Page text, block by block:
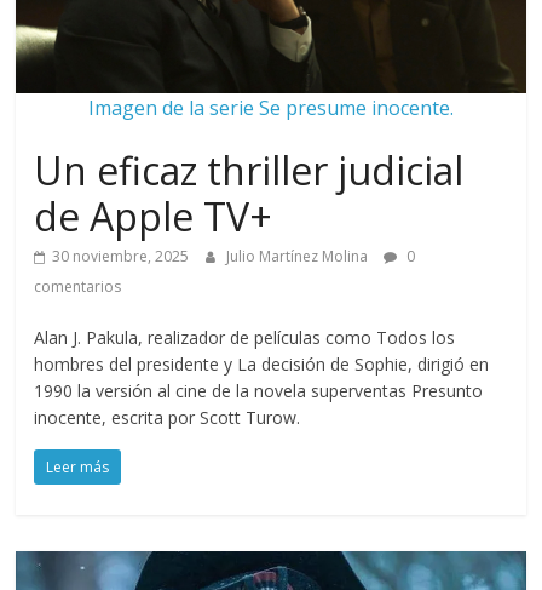
Imagen de la serie Se presume inocente.
Un eficaz thriller judicial
de Apple TV+
30 noviembre, 2025 Julio Martínez Molina
0
comentarios
Alan J. Pakula, realizador de películas como Todos los
hombres del presidente y La decisión de Sophie, dirigió en
1990 la versión al cine de la novela superventas Presunto
inocente, escrita por Scott Turow.
Leer más